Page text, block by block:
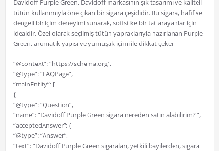
Davidoff Purple Green, Davidoff markasının şık tasarımı ve kaliteli
tütün kullanımıyla öne çıkan bir sigara çeşididir. Bu sigara, hafif ve
dengeli bir içim deneyimi sunarak, sofistike bir tat arayanlar için
idealdir. Özel olarak seçilmiş tütün yapraklarıyla hazırlanan Purple
Green, aromatik yapısı ve yumuşak içimi ile dikkat çeker.
“@context”: “https://schema.org”,
“@type”: “FAQPage”,
“mainEntity”: [
{
“@type”: “Question”,
“name”: “Davidoff Purple Green sigara nereden satın alabilirim? “,
“acceptedAnswer”: {
“@type”: “Answer”,
“text”: “Davidoff Purple Green sigaraları, yetkili bayilerden, sigara